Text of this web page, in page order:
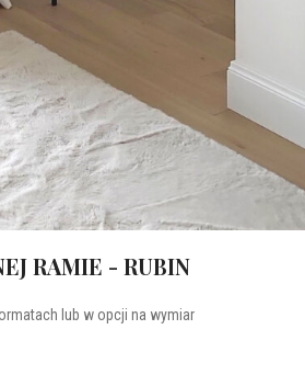
RAMIE - RUBIN
lub w opcji na wymiar